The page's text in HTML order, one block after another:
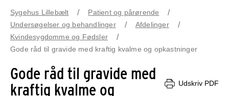
Sygehus Lillebælt
Patient og pårørende
Undersøgelser og behandlinger
Afdelinger
Kvindesygdomme og Fødsler
Gode råd til gravide med kraftig kvalme og opkastninger
Gode råd til gravide med
kraftig kvalme og
Udskriv PDF